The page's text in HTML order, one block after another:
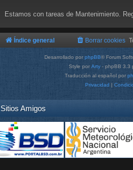
Estamos con tareas de Mantenimiento.
Índice general Borrar cookies
Desarrollado por phpBB® Forum
Style por Arty - phpBB 3.3
Traducción al español por
Privacidad |
Sitios Amigos